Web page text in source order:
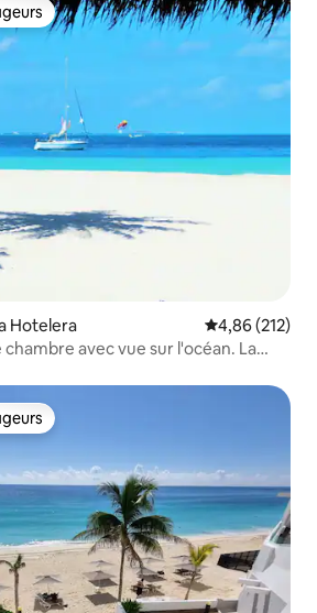
Hotelera Évaluation
4,86 (212)
avec vue sur l'océan. La